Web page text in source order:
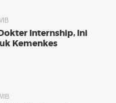
Internship, Ini
Kemenkes